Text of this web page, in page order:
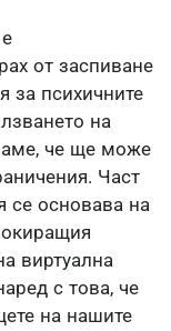
от заспиване
за психичните
на
че ще може
Част
се основава на
виртуална
с това, че
на нашите